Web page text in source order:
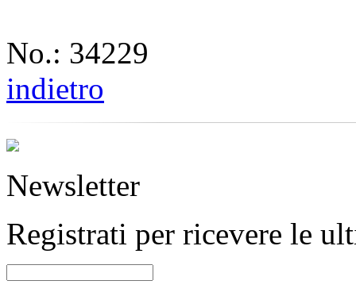
No.: 34229
indietro
Newsletter
Registrati per ricevere le